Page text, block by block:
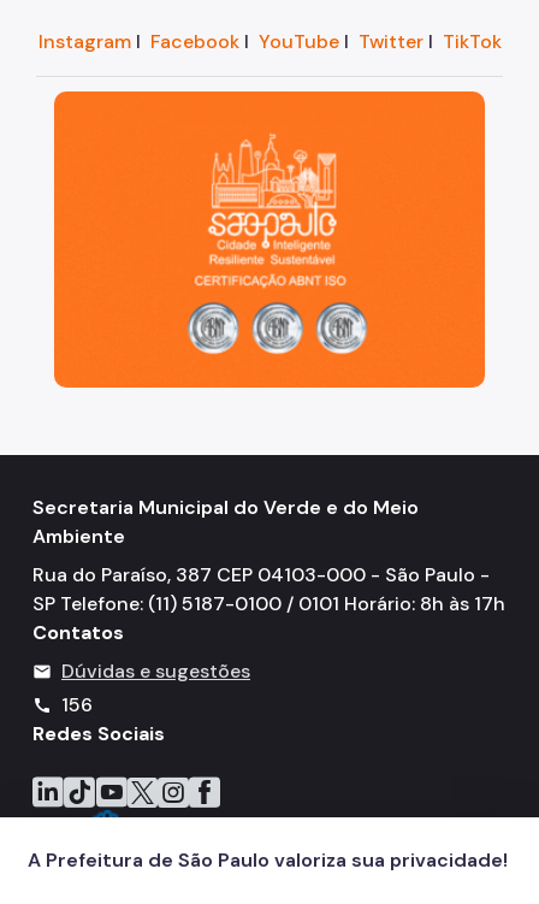
InstagramI FacebookI YouTubeI TwitterI TikTok
São Paulo, cidade inteligente, resiliente e sustentável
Secretaria Municipal do Verde e do Meio
Ambiente
Rua do Paraíso, 387 CEP 04103-000 - São Paulo -
SP Telefone: (11) 5187-0100 / 0101 Horário: 8h às 17h
Contatos
mail Dúvidas e sugestões
call
156
Redes Sociais
Icone do LinkedIn
Icone do TikTok
Icone do YouTube
Icone do X
Icone do Instagram
Icone do Facebook
A Prefeitura de São Paulo valoriza sua privacidade!